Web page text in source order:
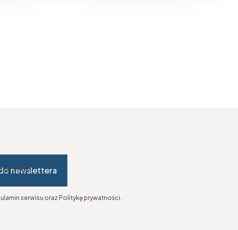
e-mail
newslettera
serwisu oraz Politykę prywatności.